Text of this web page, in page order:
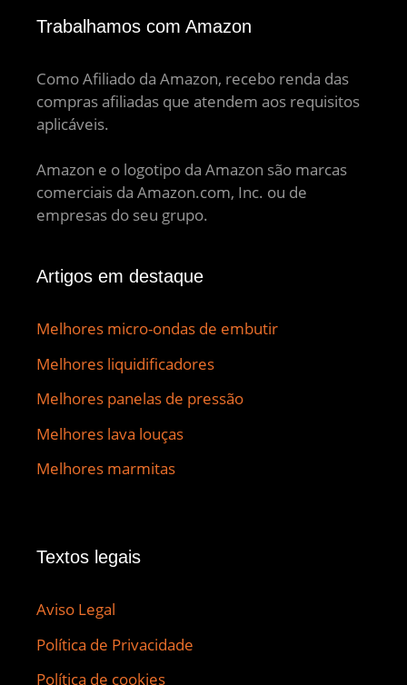
Trabalhamos com Amazon
Como Afiliado da Amazon, recebo renda das
compras afiliadas que atendem aos requisitos
aplicáveis.
Amazon e o logotipo da Amazon são marcas
comerciais da Amazon.com, Inc. ou de
empresas do seu grupo.
Artigos em destaque
Melhores micro-ondas de embutir
Melhores liquidificadores
Melhores panelas de pressão
Melhores lava louças
Melhores marmitas
Textos legais
Aviso Legal
Política de Privacidade
Política de cookies